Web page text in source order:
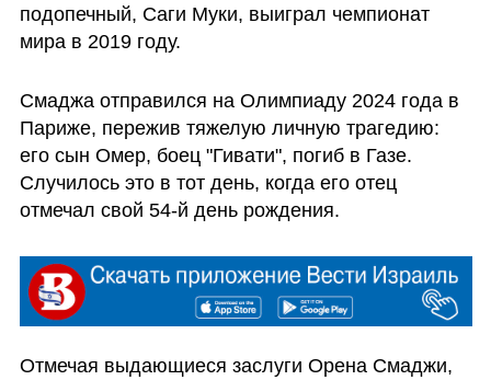
подопечный, Саги Муки, выиграл чемпионат
мира в 2019 году.
Смаджа отправился на Олимпиаду 2024 года в
Париже, пережив тяжелую личную трагедию:
его сын Омер, боец "Гивати", погиб в Газе.
Случилось это в тот день, когда его отец
отмечал свой 54-й день рождения.
Отмечая выдающиеся заслуги Орена Смаджи,